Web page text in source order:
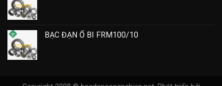
BẠC ĐẠN Ổ BI FRM100/10